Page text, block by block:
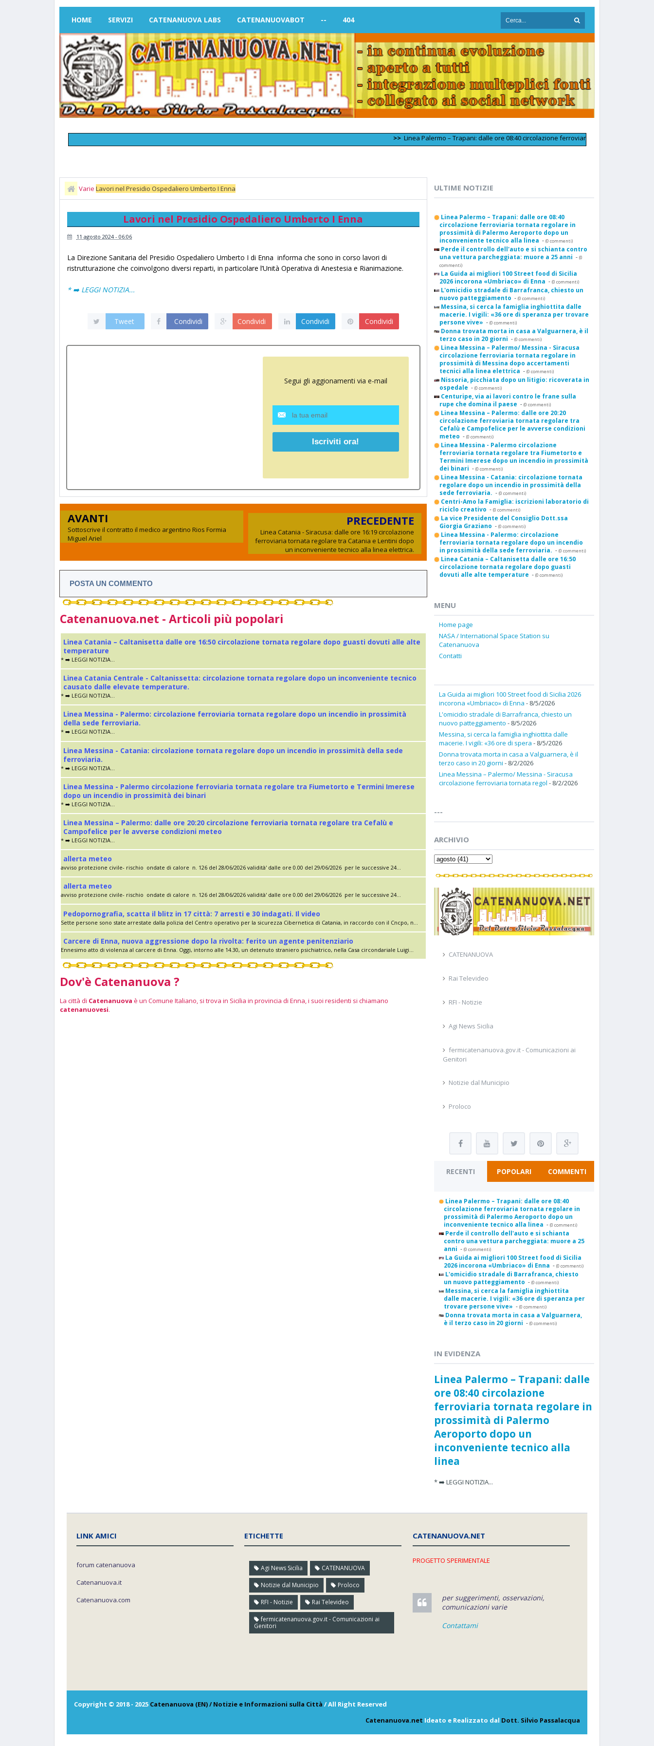
HOME SERVIZI CATENANUOVA LABS CATENANUOVABOT -- 404
Linea Palermo – Trapani: dalle ore 08:40 circolazione ferroviaria tornata regolare in
Varie Lavori nel Presidio Ospedaliero Umberto I Enna
Lavori nel Presidio Ospedaliero Umberto I Enna
11 agosto 2024 - 06:06
La Direzione Sanitaria del Presidio Ospedaliero Umberto I di Enna informa che sono in corso lavori di
ristrutturazione che coinvolgono diversi reparti, in particolare l’Unità Operativa di Anestesia e Rianimazione.
* ➡️ LEGGI NOTIZIA...
Tweet Condividi Condividi Condividi Condividi
Segui gli aggionamenti via e-mail
AVANTI
Sottoscrive il contratto il medico argentino Rios Formia
Miguel Ariel
PRECEDENTE
Linea Catania - Siracusa: dalle ore 16:19 circolazione
ferroviaria tornata regolare tra Catania e Lentini dopo
un inconveniente tecnico alla linea elettrica.
POSTA UN COMMENTO
Catenanuova.net - Articoli più popolari
Linea Catania – Caltanisetta dalle ore 16:50 circolazione tornata regolare dopo guasti dovuti alle alte
temperature
* ➡️ LEGGI NOTIZIA...
Linea Catania Centrale - Caltanissetta: circolazione tornata regolare dopo un inconveniente tecnico
causato dalle elevate temperature.
* ➡️ LEGGI NOTIZIA...
Linea Messina - Palermo: circolazione ferroviaria tornata regolare dopo un incendio in prossimità
della sede ferroviaria.
* ➡️ LEGGI NOTIZIA...
Linea Messina - Catania: circolazione tornata regolare dopo un incendio in prossimità della sede
ferroviaria.
* ➡️ LEGGI NOTIZIA...
Linea Messina - Palermo circolazione ferroviaria tornata regolare tra Fiumetorto e Termini Imerese
dopo un incendio in prossimità dei binari
* ➡️ LEGGI NOTIZIA...
Linea Messina – Palermo: dalle ore 20:20 circolazione ferroviaria tornata regolare tra Cefalù e
Campofelice per le avverse condizioni meteo
* ➡️ LEGGI NOTIZIA...
allerta meteo
avviso protezione civile- rischio ondate di calore n. 126 del 28/06/2026 validità' dalle ore 0.00 del 29/06/2026 per le successive 24...
allerta meteo
avviso protezione civile- rischio ondate di calore n. 126 del 28/06/2026 validità' dalle ore 0.00 del 29/06/2026 per le successive 24...
Pedopornografia, scatta il blitz in 17 città: 7 arresti e 30 indagati. Il video
Sette persone sono state arrestate dalla polizia del Centro operativo per la sicurezza Cibernetica di Catania, in raccordo con il Cncpo, n...
Carcere di Enna, nuova aggressione dopo la rivolta: ferito un agente penitenziario
Ennesimo atto di violenza al carcere di Enna. Oggi, intorno alle 14.30, un detenuto straniero psichiatrico, nella Casa circondariale Luigi...
Dov'è Catenanuova ?
La città di Catenanuova è un Comune Italiano, si trova in Sicilia in provincia di Enna, i suoi residenti si chiamano
catenanuovesi.
ULTIME NOTIZIE
Linea Palermo – Trapani: dalle ore 08:40
circolazione ferroviaria tornata regolare in
prossimità di Palermo Aeroporto dopo un
inconveniente tecnico alla linea - (0 commenti)
Perde il controllo dell'auto e si schianta contro
una vettura parcheggiata: muore a 25 anni - (0
commenti)
La Guida ai migliori 100 Street food di Sicilia
2026 incorona «Umbriaco» di Enna - (0 commenti)
L'omicidio stradale di Barrafranca, chiesto un
nuovo patteggiamento - (0 commenti)
Messina, si cerca la famiglia inghiottita dalle
macerie. I vigili: «36 ore di speranza per trovare
persone vive» - (0 commenti)
Donna trovata morta in casa a Valguarnera, è il
terzo caso in 20 giorni - (0 commenti)
Linea Messina – Palermo/ Messina - Siracusa
circolazione ferroviaria tornata regolare in
prossimità di Messina dopo accertamenti
tecnici alla linea elettrica - (0 commenti)
Nissoria, picchiata dopo un litigio: ricoverata in
ospedale - (0 commenti)
Centuripe, via ai lavori contro le frane sulla
rupe che domina il paese - (0 commenti)
Linea Messina – Palermo: dalle ore 20:20
circolazione ferroviaria tornata regolare tra
Cefalù e Campofelice per le avverse condizioni
meteo - (0 commenti)
Linea Messina - Palermo circolazione
ferroviaria tornata regolare tra Fiumetorto e
Termini Imerese dopo un incendio in prossimità
dei binari - (0 commenti)
Linea Messina - Catania: circolazione tornata
regolare dopo un incendio in prossimità della
sede ferroviaria. - (0 commenti)
Centri-Amo la Famiglia: iscrizioni laboratorio di
riciclo creativo - (0 commenti)
La vice Presidente del Consiglio Dott.ssa
Giorgia Graziano - (0 commenti)
Linea Messina - Palermo: circolazione
ferroviaria tornata regolare dopo un incendio
in prossimità della sede ferroviaria. - (0 commenti)
Linea Catania – Caltanisetta dalle ore 16:50
circolazione tornata regolare dopo guasti
dovuti alle alte temperature - (0 commenti)
MENU
Home page
NASA / International Space Station su
Catenanuova
Contatti
La Guida ai migliori 100 Street food di Sicilia 2026
incorona «Umbriaco» di Enna - 8/5/2026
L'omicidio stradale di Barrafranca, chiesto un
nuovo patteggiamento - 8/5/2026
Messina, si cerca la famiglia inghiottita dalle
macerie. I vigili: «36 ore di spera - 8/5/2026
Donna trovata morta in casa a Valguarnera, è il
terzo caso in 20 giorni - 8/2/2026
Linea Messina – Palermo/ Messina - Siracusa
circolazione ferroviaria tornata regol - 8/2/2026
---
ARCHIVIO
CATENANUOVA
Rai Televideo
RFI - Notizie
Agi News Sicilia
fermicatenanuova.gov.it - Comunicazioni ai
Genitori
Notizie dal Municipio
Proloco
RECENTI POPOLARI COMMENTI
Linea Palermo – Trapani: dalle ore 08:40
circolazione ferroviaria tornata regolare in
prossimità di Palermo Aeroporto dopo un
inconveniente tecnico alla linea - (0 commenti)
Perde il controllo dell'auto e si schianta
contro una vettura parcheggiata: muore a 25
anni - (0 commenti)
La Guida ai migliori 100 Street food di Sicilia
2026 incorona «Umbriaco» di Enna - (0 commenti)
L'omicidio stradale di Barrafranca, chiesto
un nuovo patteggiamento - (0 commenti)
Messina, si cerca la famiglia inghiottita
dalle macerie. I vigili: «36 ore di speranza per
trovare persone vive» - (0 commenti)
Donna trovata morta in casa a Valguarnera,
è il terzo caso in 20 giorni - (0 commenti)
IN EVIDENZA
Linea Palermo – Trapani: dalle
ore 08:40 circolazione
ferroviaria tornata regolare in
prossimità di Palermo
Aeroporto dopo un
inconveniente tecnico alla
linea
* ➡️ LEGGI NOTIZIA...
LINK AMICI
forum catenanuova
Catenanuova.it
Catenanuova.com
ETICHETTE
Agi News Sicilia CATENANUOVA
Notizie dal Municipio Proloco
RFI - Notizie Rai Televideo
fermicatenanuova.gov.it - Comunicazioni ai
Genitori
CATENANUOVA.NET
PROGETTO SPERIMENTALE
per suggerimenti, osservazioni,
comunicazioni varie
Contattami
Copyright © 2018 - 2025 Catenanuova (EN) / Notizie e Informazioni sulla Città / All Right Reserved
Catenanuova.net Ideato e Realizzato dal Dott. Silvio Passalacqua